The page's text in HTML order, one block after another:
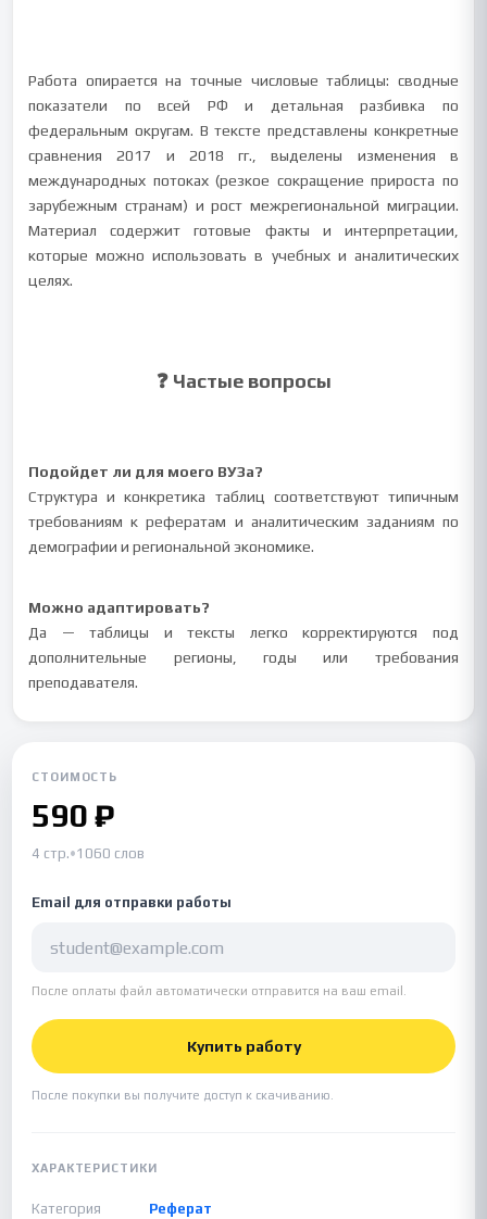
Работа опирается на точные числовые таблицы: сводные
показатели по всей РФ и детальная разбивка по
федеральным округам. В тексте представлены конкретные
сравнения 2017 и 2018 гг., выделены изменения в
международных потоках (резкое сокращение прироста по
зарубежным странам) и рост межрегиональной миграции.
Материал содержит готовые факты и интерпретации,
которые можно использовать в учебных и аналитических
целях.
❓ Частые вопросы
Подойдет ли для моего ВУЗа?
Структура и конкретика таблиц соответствуют типичным
требованиям к рефератам и аналитическим заданиям по
демографии и региональной экономике.
Можно адаптировать?
Да — таблицы и тексты легко корректируются под
дополнительные регионы, годы или требования
преподавателя.
СТОИМОСТЬ
590 ₽
4 стр.•1060 слов
Email для отправки работы
После оплаты файл автоматически отправится на ваш email.
Купить работу
После покупки вы получите доступ к скачиванию.
ХАРАКТЕРИСТИКИ
Категория
Реферат